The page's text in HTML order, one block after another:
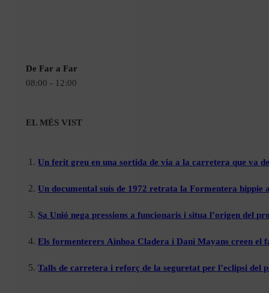
De Far a Far
08:00 - 12:00
EL MÉS VIST
Un ferit greu en una sortida de via a la carretera que va
Un documental suís de 1972 retrata la Formentera
Sa Unió nega pressions a funcionaris i situa l’origen del
Els formenterers Ainhoa Cladera i Dani Mayans creen el
Talls de carretera i reforç de la seguretat per l’eclipsi del